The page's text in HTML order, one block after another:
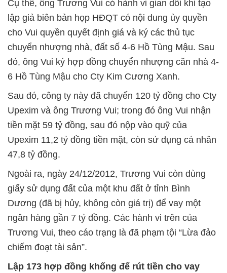
Cụ thể, ông Trương Vui có hành vi gian dối khi tạo
lập giả biên bản họp HĐQT có nội dung ủy quyền
cho Vui quyền quyết định giá và ký các thủ tục
chuyển nhượng nhà, đất số 4-6 Hồ Tùng Mậu. Sau
đó, ông Vui ký hợp đồng chuyển nhượng căn nhà 4-
6 Hồ Tùng Mậu cho Cty Kim Cương Xanh.
Sau đó, công ty này đã chuyển 120 tỷ đồng cho Cty
Upexim và ông Trương Vui; trong đó ông Vui nhận
tiền mặt 59 tỷ đồng, sau đó nộp vào quỹ của
Upexim 11,2 tỷ đồng tiền mặt, còn sử dụng cá nhân
47,8 tỷ đồng.
Ngoài ra, ngày 24/12/2012, Trương Vui còn dùng
giấy sử dụng đất của một khu đất ở tỉnh Bình
Dương (đã bị hủy, không còn giá trị) để vay một
ngân hàng gần 7 tỷ đồng. Các hành vi trên của
Trương Vui, theo cáo trạng là đã phạm tội “Lừa đảo
chiếm đoạt tài sản”.
Lập 173 hợp đồng khống để rút tiền cho vay